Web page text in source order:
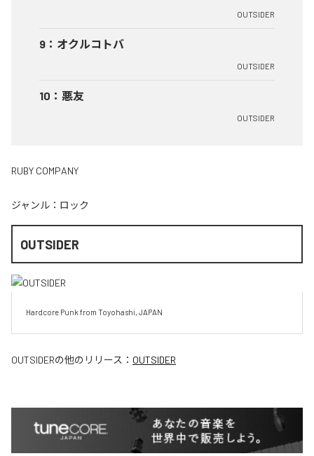
OUTSIDER
9 ： オクルコトバ
OUTSIDER
10 ： 悪友
OUTSIDER
RUBY COMPANY
ジャンル： ロック
OUTSIDER
Hardcore Punk from Toyohashi, JAPAN
OUTSIDERの他のリリース： OUTSIDER